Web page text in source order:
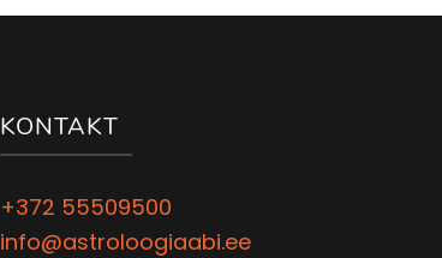
KONTAKT
+372 55509500
info@astroloogiaabi.ee